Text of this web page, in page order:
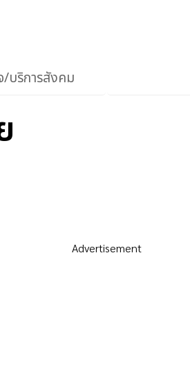
/บริการสังคม
Advertisement